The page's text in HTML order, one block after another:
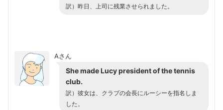
訳）昨日、上司に残業させられました。
Aさん
She made Lucy president of the tennis
club.
訳）彼女は、クラブの会長にルーシーを指名しま
した。